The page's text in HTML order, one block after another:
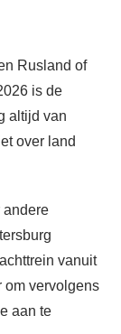
Rusland of
is de
altijd van
over land
andere
vanuit
om vervolgens
aan te